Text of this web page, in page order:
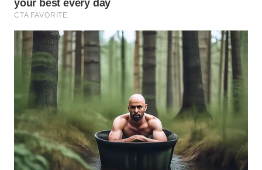
WAHANA
WAHANA
ADVOKAT
INFRASTRUKTUR
WAHANA
KONSUMEN